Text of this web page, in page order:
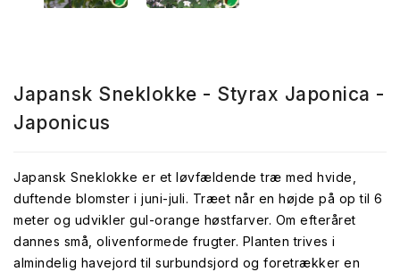
Japansk Sneklokke - Styrax Japonica -
Japonicus
Japansk Sneklokke er et løvfældende træ med hvide,
duftende blomster i juni-juli. Træet når en højde på op til 6
meter og udvikler gul-orange høstfarver. Om efteråret
dannes små, olivenformede frugter. Planten trives i
almindelig havejord til surbundsjord og foretrækker en